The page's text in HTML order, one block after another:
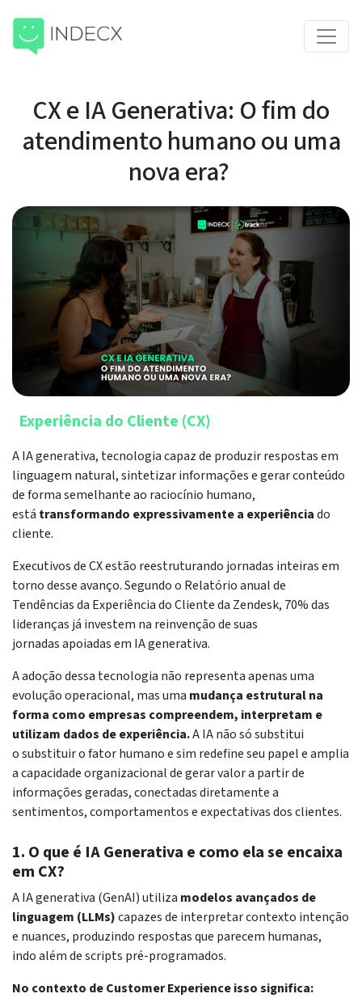
CX e IA Generativa: O fim do
atendimento humano ou uma
nova era?
Experiência do Cliente (CX)
A IA generativa, tecnologia capaz de produzir respostas em
linguagem natural, sintetizar informações e gerar conteúdo
de forma semelhante ao raciocínio humano,
está transformando expressivamente a experiênciado
cliente.
Executivos de CX estão reestruturando jornadas inteiras em
torno desse avanço. Segundo o Relatório anual de
Tendências da Experiência do Cliente da Zendesk, 70% das
lideranças já investem na reinvenção de suas
jornadas apoiadas em IA generativa.
A adoção dessa tecnologia não representa apenas uma
evolução operacional, mas uma mudança estrutural na
forma como empresas compreendem, interpretam e
utilizam dados de experiência.A IA não só substitui
o substituir o fator humano e sim redefine seu papel e amplia
a capacidade organizacional de gerar valor a partir de
informações geradas, conectadas diretamente a
sentimentos, comportamentos e expectativas dos clientes.
1. O que é IA Generativa e como ela se encaixa
em CX?
A IA generativa (GenAI) utiliza modelos avançados de
linguagem (LLMs)capazes de interpretar contexto intenção
e nuances, produzindo respostas que parecem humanas,
indo além de scripts pré-programados.
No contexto de Customer Experience isso significa: